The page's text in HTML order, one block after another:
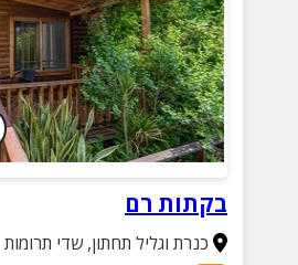
בקתות רם
כנרת וגליל תחתון,שדי תרומות